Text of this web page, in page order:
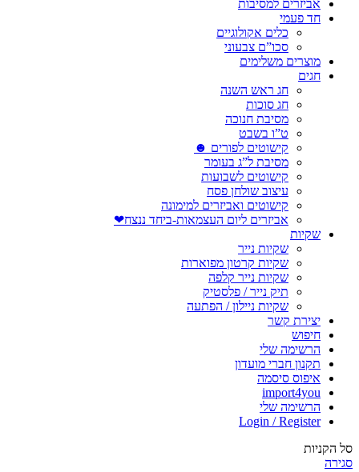
אביזרים למסיבות
חד פעמי
כלים אקולוגיים
סכו”ם צבעוני
מוצרים משלימים
חגים
חג ראש השנה
חג סוכות
מסיבת חנוכה
ט”ו בשבט
קישוטים לפורים ☻
מסיבת ל”ג בעומר
קישוטים לשבועות
עיצוב שולחן פסח
קישוטים ואביזרים למימונה
אביזרים ליום העצמאות-ביחד ננצח❤
שקיות
שקיות נייר
שקיות קרטון מפוארות
שקיות נייר קלפה
תיק נייר / פלסטיק
שקיות ניילון / הפתעה
יצירת קשר
חיפוש
הרשימה שלי
תקנון חברי מועדון
איפוס סיסמה
import4you
הרשימה שלי
Login / Register
סל הקניות
סגירה